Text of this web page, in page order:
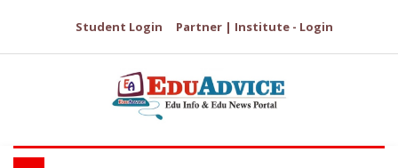
Student Login Partner | Institute - Login